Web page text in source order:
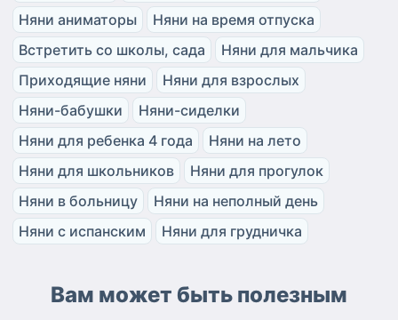
Няни аниматоры
Няни на время отпуска
Встретить со школы, сада
Няни для мальчика
Приходящие няни
Няни для взрослых
Няни-бабушки
Няни-сиделки
Няни для ребенка 4 года
Няни на лето
Няни для школьников
Няни для прогулок
Няни в больницу
Няни на неполный день
Няни с испанским
Няни для грудничка
Вам может быть полезным